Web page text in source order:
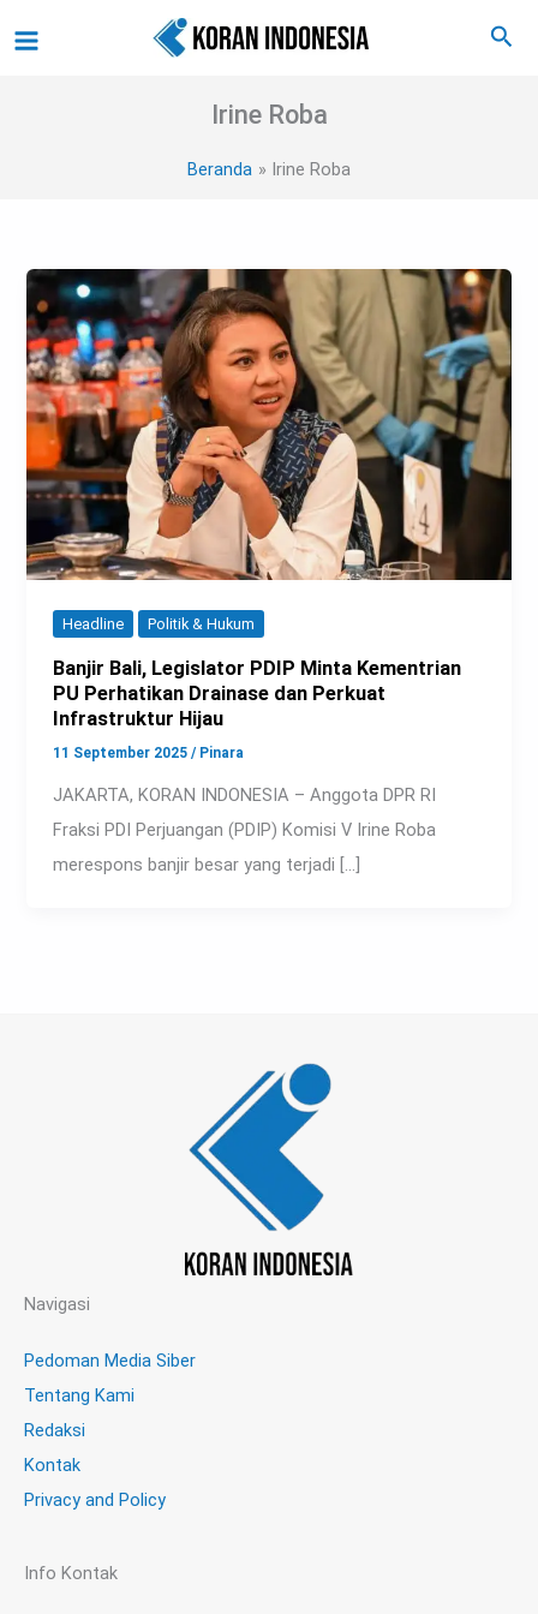
ke
Cari
Irine Roba
Beranda Irine Roba
Headline Politik & Hukum
Banjir Bali, Legislator PDIP Minta Kementrian
PU Perhatikan Drainase dan Perkuat
Infrastruktur Hijau
11 September 2025/ Pinara
JAKARTA, KORAN INDONESIA – Anggota DPR RI
Fraksi PDI Perjuangan (PDIP) Komisi V Irine Roba
merespons banjir besar yang terjadi […]
Navigasi
Pedoman Media Siber
Tentang Kami
Redaksi
Kontak
Privacy and Policy
Info Kontak